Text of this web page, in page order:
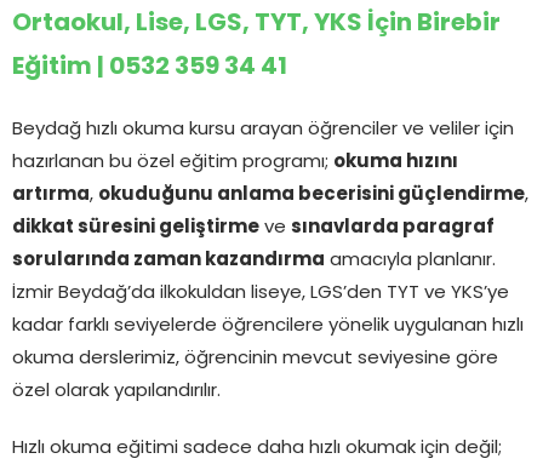
Ortaokul, Lise, LGS, TYT, YKS İçin Birebir
Eğitim | 0532 359 34 41
Beydağ hızlı okuma kursu arayan öğrenciler ve veliler için
hazırlanan bu özel eğitim programı; okuma hızını
artırma , okuduğunu anlama becerisini güçlendirme,
dikkat süresini geliştirme ve sınavlarda paragraf
sorularında zaman kazandırma amacıyla planlanır.
İzmir Beydağ’da ilkokuldan liseye, LGS’den TYT ve YKS’ye
kadar farklı seviyelerde öğrencilere yönelik uygulanan hızlı
okuma derslerimiz, öğrencinin mevcut seviyesine göre
özel olarak yapılandırılır.
Hızlı okuma eğitimi sadece daha hızlı okumak için değil;